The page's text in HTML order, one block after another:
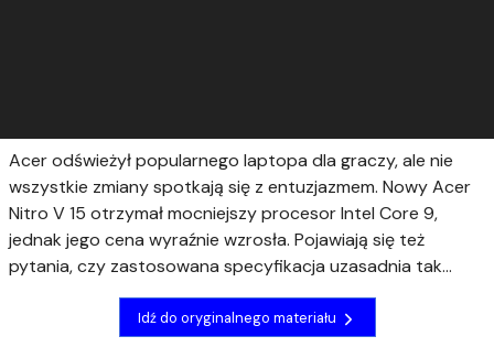
Acer odświeżył popularnego laptopa dla graczy, ale nie
wszystkie zmiany spotkają się z entuzjazmem. Nowy Acer
Nitro V 15 otrzymał mocniejszy procesor Intel Core 9,
jednak jego cena wyraźnie wzrosła. Pojawiają się też
pytania, czy zastosowana specyfikacja uzasadnia tak...
Idź do oryginalnego materiału